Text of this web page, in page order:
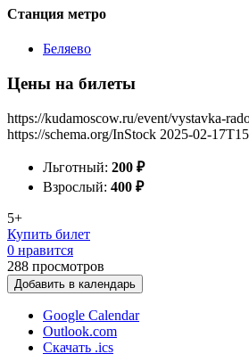
Станция метро
Беляево
Цены на билеты
https://kudamoscow.ru/event/vystavka-
https://schema.org/InStock 2025-02-
Льготный: 200 ₽
Взрослый: 400 ₽
5+
Купить билет
0 нравится
288 просмотров
Добавить в календарь
Google Calendar
Outlook.com
Скачать .ics